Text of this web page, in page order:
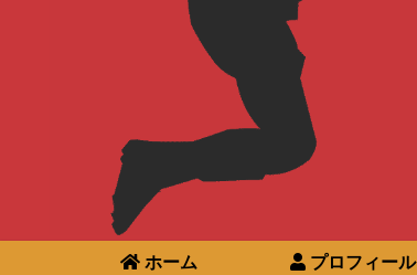
ホーム
プロフィール